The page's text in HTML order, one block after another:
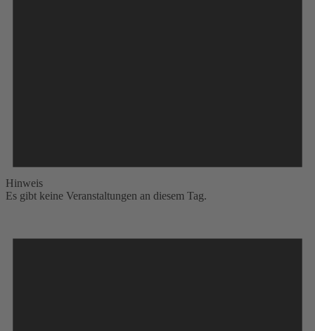
Hinweis
Es gibt keine Veranstaltungen an diesem Tag.